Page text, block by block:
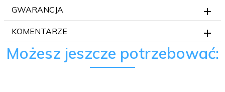
GWARANCJA
KOMENTARZE
Możesz jeszcze potrzebować: